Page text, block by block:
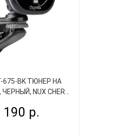
675-BK ТЮНЕР НА
NUX CHER...
190 р.